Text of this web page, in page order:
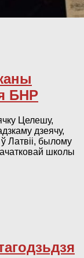
БНР
Целешу,
дзеячу,
Латвіі, былому
школы